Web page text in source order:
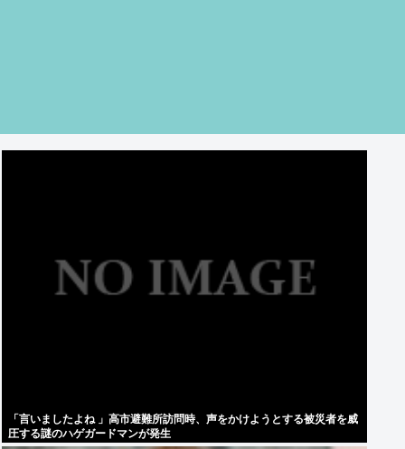
「言いましたよね 」高市避難所訪問時、声をかけようとする被災者を威
圧する謎のハゲガードマンが発生